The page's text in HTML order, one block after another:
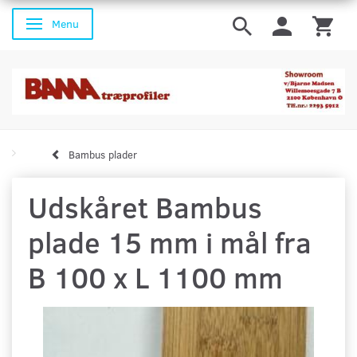
Skifte navigation
Menu
Bambus plader
Udskåret Bambus
plade 15 mm i mål fra
B 100 x L 1100 mm